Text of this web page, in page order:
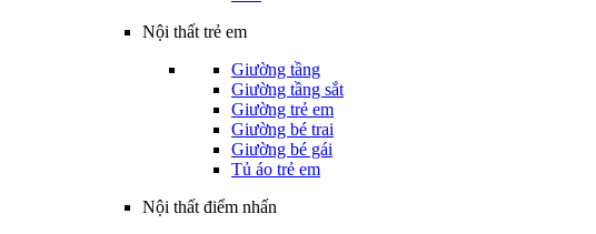
Nội thất trẻ em
Giường tầng
Giường tầng sắt
Giường trẻ em
Giường bé trai
Giường bé gái
Tủ áo trẻ em
Nội thất điểm nhấn